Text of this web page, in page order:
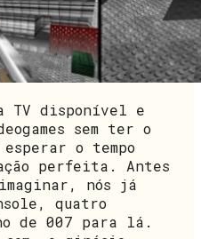
TV disponível e
sem ter o
o tempo
perfeita. Antes
nós já
quatro
de 007 para lá.